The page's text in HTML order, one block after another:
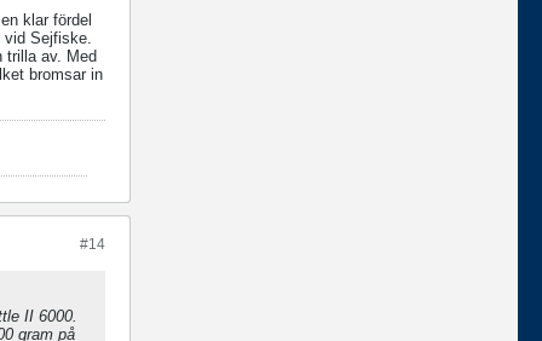
klar fördel
vid Sejfiske.
trilla av. Med
bromsar in
#14
II 6000.
gram på